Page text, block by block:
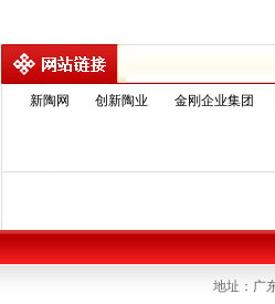
新陶网 创新陶业 金刚企业集团
地址：广